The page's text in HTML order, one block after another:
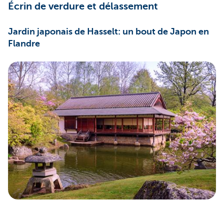
Écrin de verdure et délassement
Jardin japonais de Hasselt: un bout de Japon en
Flandre